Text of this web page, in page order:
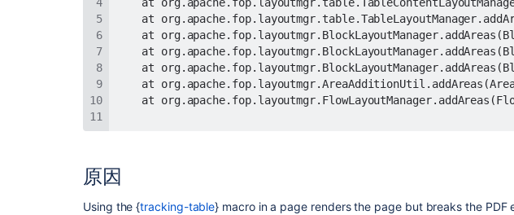
原因
Using the {tracking-table} macro in a page renders the page but breaks the PDF